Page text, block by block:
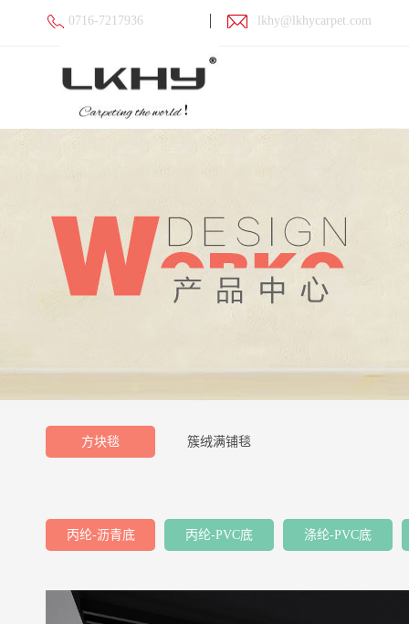
0716-7217936 lkhy@lkhycarpet.com
方块毯
丙纶-沥青底 丙纶-PVC底 涤纶-PVC底
簇绒满铺毯